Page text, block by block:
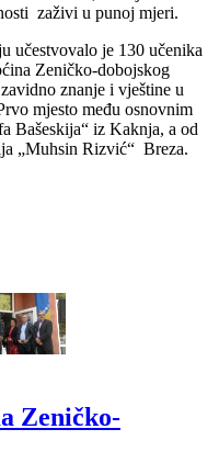
zaživi u punoj mjeri.
učestvovalo je 130 učenika
Zeničko-dobojskog
znanje i vještine u
mjesto među osnovnim
Bašeskija“ iz Kaknja, a od
„Muhsin Rizvić“ Breza.
Zeničko-